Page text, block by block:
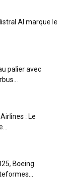
AI marque le
palier avec
: Le
Boeing